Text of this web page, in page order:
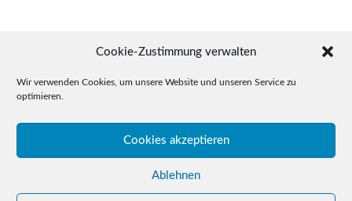
Cookie-Zustimmung verwalten
Wir verwenden Cookies, um unsere Website und unseren Service zu
optimieren.
Cookies akzeptieren
Ablehnen
© 2015-2026 Drudel 11 e.V.
Telefon: +49 (0)3641 / 35 78 05
E-Mail: click@drudel11.de